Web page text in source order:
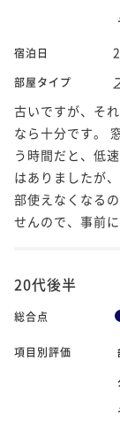
宿泊日
部屋タイプ
古いですが、そ
なら十分です。
う時間だと、低
はありましたが
部使えなくなる
せんので、事前
20代後半
総合点
項目別評価